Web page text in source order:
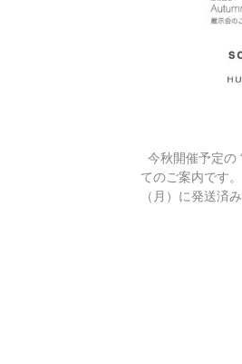
今秋開催予定の
てのご案内です
（月）に発送済